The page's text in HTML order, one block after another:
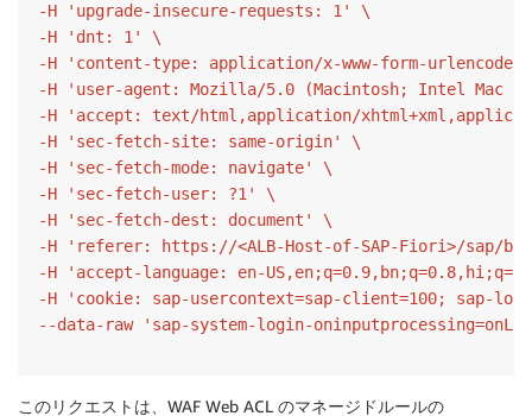
-H 'upgrade-insecure-requests: 1' \
-H 'dnt: 1' \
-H 'content-type: application/x-www-form-
-H 'user-agent: Mozilla/5.0 (Macintosh; Intel Mac OS
-H 'accept: text/html,application/
-H 'sec-fetch-site: same-origin' \
-H 'sec-fetch-mode: navigate' \
-H 'sec-fetch-user: ?1' \
-H 'sec-fetch-dest: document' \
-H 'referer: https://<ALB-Host-of-SAP-Fiori>/sap/
-H 'accept-language: en-
-H 'cookie: sap-usercontext=sap-client=100; sap-
--data-raw 'sap-system-login-
このリクエストは、WAF Web ACL のマネージドルールの